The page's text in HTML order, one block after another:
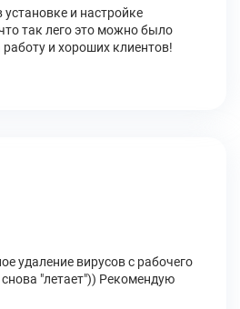
и настройке
так лего это можно было
и хороших клиентов!
удаление вирусов с рабочего
"летает")) Рекомендую